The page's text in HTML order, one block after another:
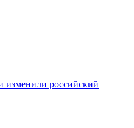
изменили российский